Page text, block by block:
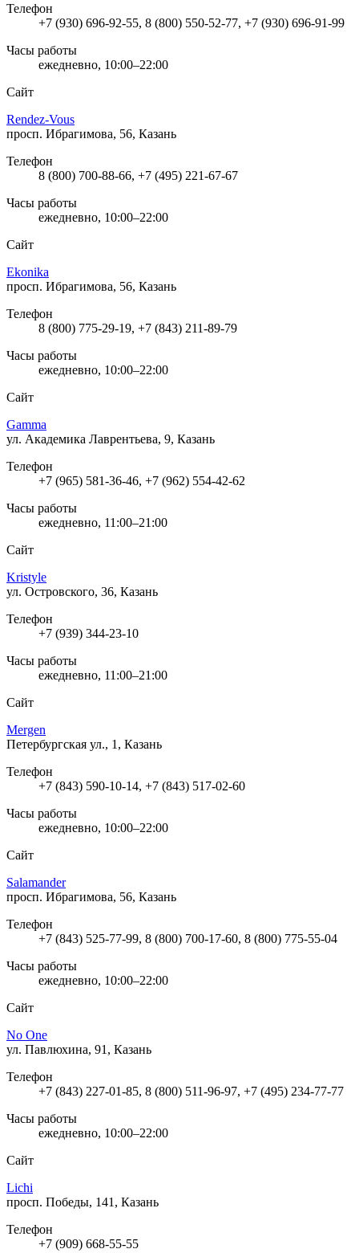
Телефон
+7 (930) 696-92-55, 8 (800) 550-52-77, +7 (930) 696-91-99
Часы работы
ежедневно, 10:00–22:00
Сайт
Rendez-Vous
просп. Ибрагимова, 56, Казань
Телефон
8 (800) 700-88-66, +7 (495) 221-67-67
Часы работы
ежедневно, 10:00–22:00
Сайт
Ekonika
просп. Ибрагимова, 56, Казань
Телефон
8 (800) 775-29-19, +7 (843) 211-89-79
Часы работы
ежедневно, 10:00–22:00
Сайт
Gamma
ул. Академика Лаврентьева, 9, Казань
Телефон
+7 (965) 581-36-46, +7 (962) 554-42-62
Часы работы
ежедневно, 11:00–21:00
Сайт
Kristyle
ул. Островского, 36, Казань
Телефон
+7 (939) 344-23-10
Часы работы
ежедневно, 11:00–21:00
Сайт
Mergen
Петербургская ул., 1, Казань
Телефон
+7 (843) 590-10-14, +7 (843) 517-02-60
Часы работы
ежедневно, 10:00–22:00
Сайт
Salamander
просп. Ибрагимова, 56, Казань
Телефон
+7 (843) 525-77-99, 8 (800) 700-17-60, 8 (800) 775-55-04
Часы работы
ежедневно, 10:00–22:00
Сайт
No One
ул. Павлюхина, 91, Казань
Телефон
+7 (843) 227-01-85, 8 (800) 511-96-97, +7 (495) 234-77-77
Часы работы
ежедневно, 10:00–22:00
Сайт
Lichi
просп. Победы, 141, Казань
Телефон
+7 (909) 668-55-55